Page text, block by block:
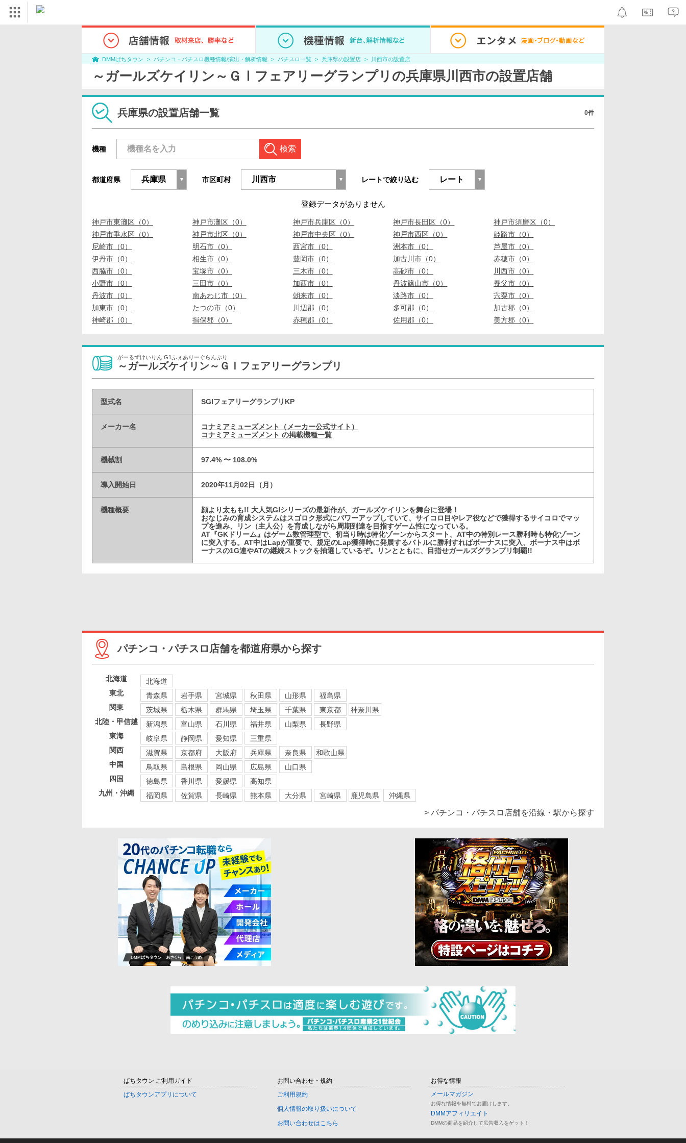
DMMぱちタウン パチンコ・パチスロ機種情報/演出・解析情報 パチスロ一覧 兵庫県の設置店 川西市の設置店
～ガールズケイリン～ＧⅠフェアリーグランプリの兵庫県川西市の設置店舗
兵庫県の設置店舗一覧 0件
機種 検索
都道府県 市区町村 レートで絞り込む
登録データがありません
神戸市東灘区（0） 神戸市灘区（0） 神戸市兵庫区（0） 神戸市長田区（0）
神戸市須磨区（0）
神戸市垂水区（0）
神戸市北区（0） 神戸市中央区（0） 神戸市西区（0）
姫路市（0）
尼崎市（0）
明石市（0） 西宮市（0） 洲本市（0）
芦屋市（0）
伊丹市（0）
相生市（0） 豊岡市（0） 加古川市（0）
赤穂市（0）
西脇市（0）
宝塚市（0） 三木市（0） 高砂市（0）
川西市（0）
小野市（0）
三田市（0） 加西市（0） 丹波篠山市（0）
養父市（0）
丹波市（0）
南あわじ市（0） 朝来市（0） 淡路市（0）
宍粟市（0）
加東市（0）
たつの市（0） 川辺郡（0） 多可郡（0）
加古郡（0）
神崎郡（0）
揖保郡（0） 赤穂郡（0） 佐用郡（0） 美方郡（0）
がーるずけいりん G1ふぇありーぐらんぷり
～ガールズケイリン～ＧⅠフェアリーグランプリ
型式名 SGIフェアリーグランプリKP
メーカー名
コナミアミューズメント（メーカー公式サイト）
コナミアミューズメント の掲載機種一覧
機械割 97.4% 〜 108.0%
導入開始日 2020年11月02日（月）
機種概要
顔より太もも!! 大人気GⅠシリーズの最新作が、ガールズケイリンを舞台に登場！
おなじみの育成システムはスゴロク形式にパワーアップしていて、サイコロ目やレア役などで獲得するサイコロでマッ
プを進み、リン（主人公）を育成しながら周期到達を目指すゲーム性になっている。
AT『GKドリーム』はゲーム数管理型で、初当り時は特化ゾーンからスタート。AT中の特別レース勝利時も特化ゾーン
に突入する。AT中はLapが重要で、規定のLap獲得時に発展するバトルに勝利すればボーナスに突入、ボーナス中はボ
ーナスの1G連やATの継続ストックを抽選しているぞ。リンとともに、目指せガールズグランプリ制覇!!
パチンコ・パチスロ店舗を都道府県から探す
北海道
北海道
東北
青森県 岩手県 宮城県 秋田県 山形県
福島県
関東
茨城県 栃木県 群馬県 埼玉県 千葉県 東京都
神奈川県
北陸・甲信越
新潟県 富山県 石川県 福井県 山梨県
長野県
東海
岐阜県 静岡県 愛知県
三重県
関西
滋賀県 京都府 大阪府 兵庫県 奈良県
和歌山県
中国
鳥取県 島根県 岡山県 広島県
山口県
四国
徳島県 香川県 愛媛県
高知県
九州・沖縄
福岡県 佐賀県 長崎県 熊本県 大分県 宮崎県 鹿児島県 沖縄県
> パチンコ・パチスロ店舗を沿線・駅から探す
ぱちタウン ご利用ガイド
ぱちタウンアプリについて
お問い合わせ・規約
ご利用規約
個人情報の取り扱いについて
お問い合わせはこちら
お得な情報
メールマガジン
お得な情報を無料でお届けします。
DMMアフィリエイト
DMMの商品を紹介して広告収入をゲット！